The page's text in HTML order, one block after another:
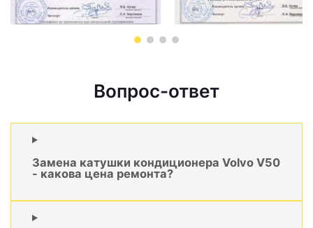
Вопрос-ответ
Замена катушки кондиционера Volvo V50
- какова цена ремонта?